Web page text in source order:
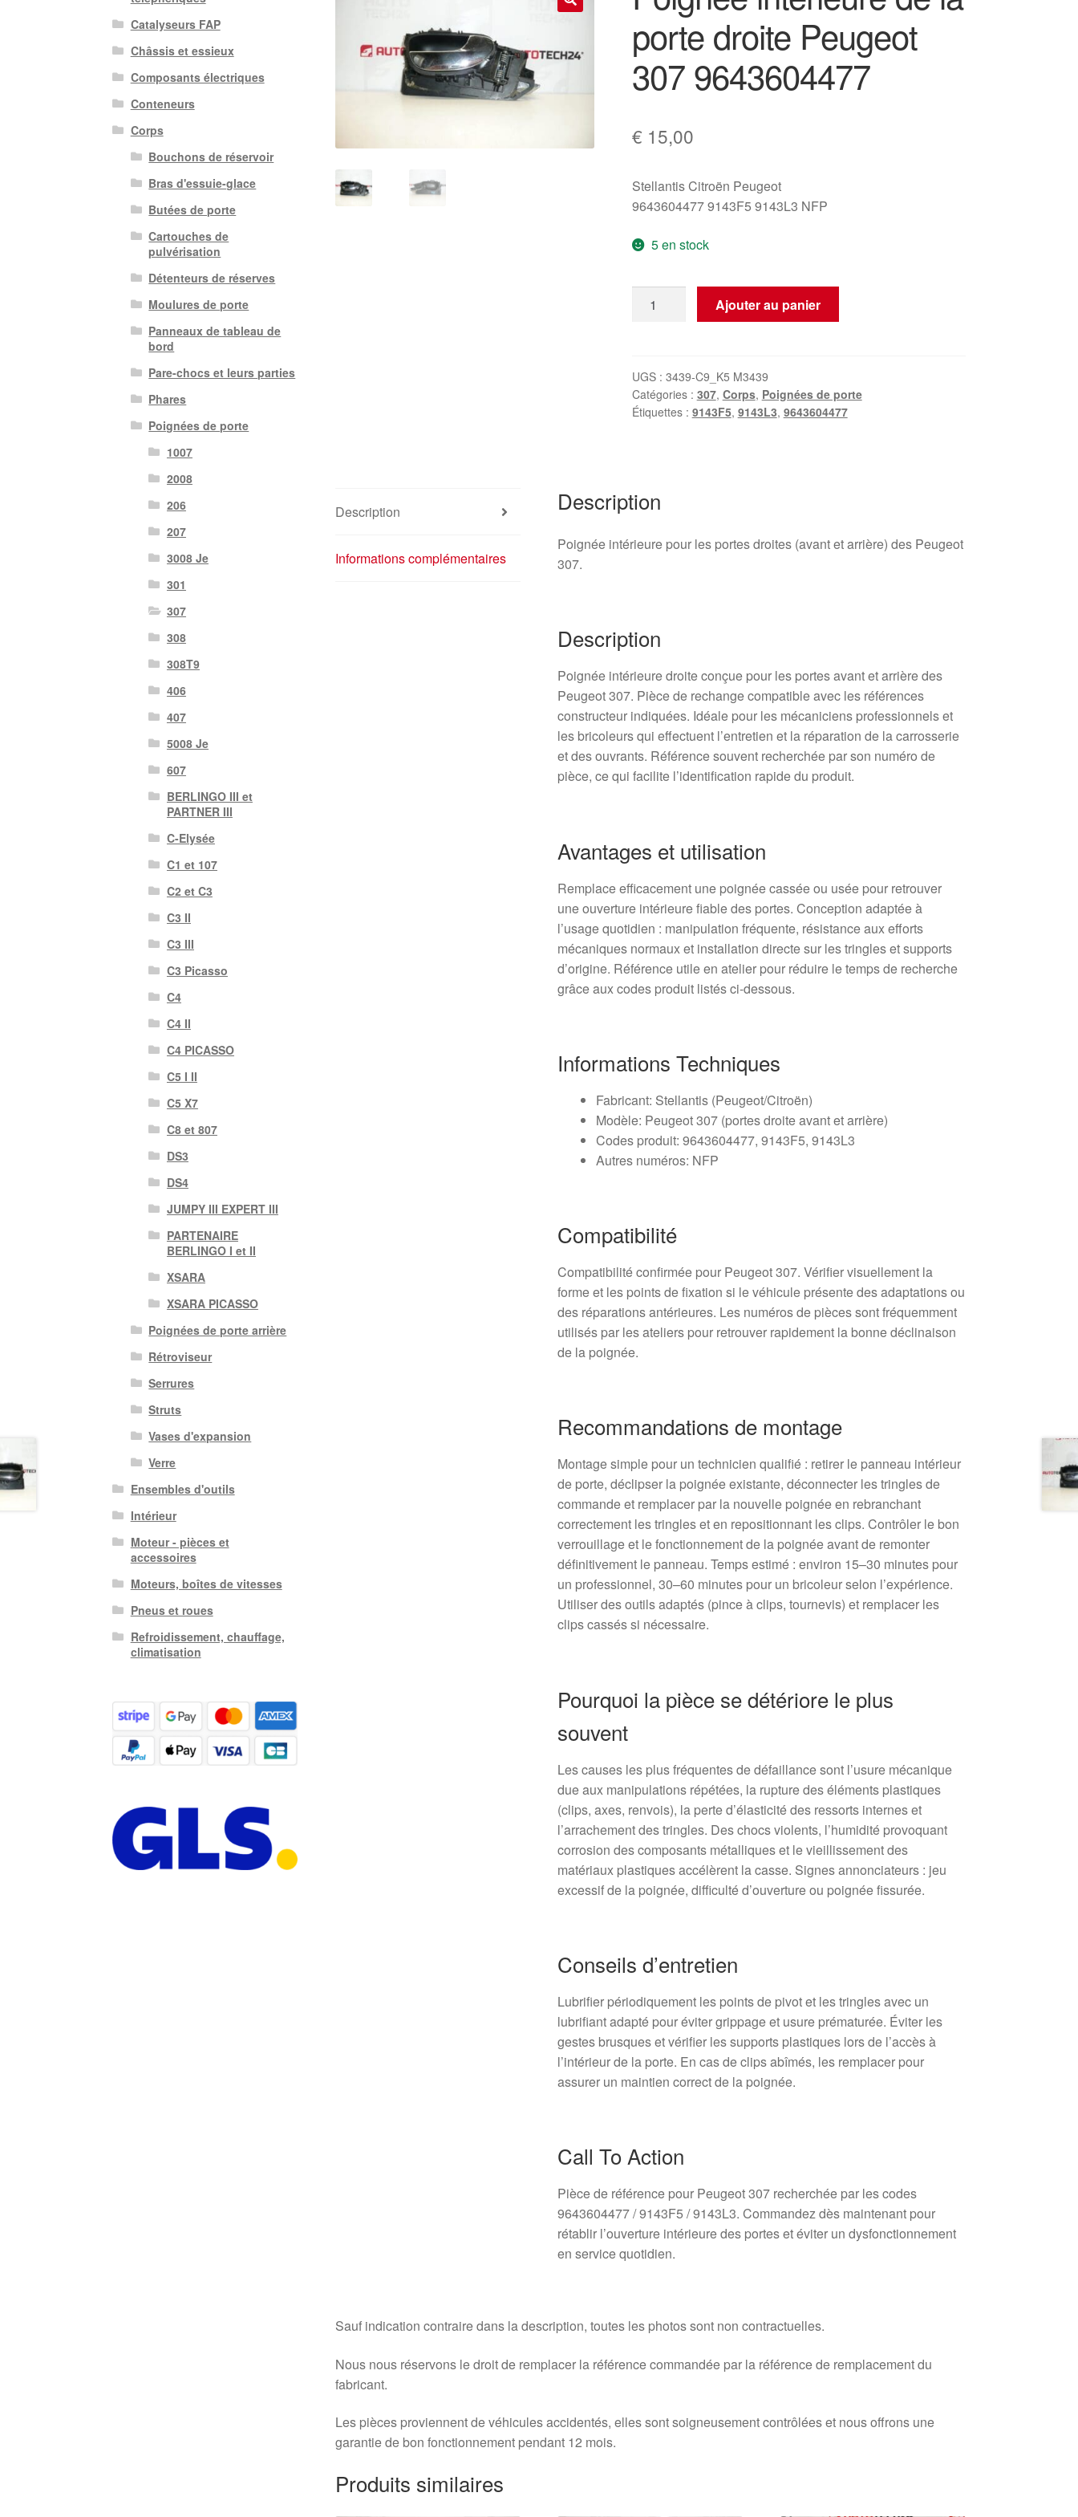
porte droite Peugeot
307 9643604477
€ 15,00
Stellantis Citroën Peugeot
9643604477 9143F5 9143L3 NFP
5 en stock
de
la
porte
9643604477
Ajouter au panier
UGS : 3439-C9_K5 M3439
Catégories : 307, Corps, Poignées de porte
Étiquettes : 9143F5, 9143L3, 9643604477
Description
Informations complémentaires
Description
Poignée intérieure pour les portes droites (avant et arrière) des Peugeot
307.
Description
Poignée intérieure droite conçue pour les portes avant et arrière des
Peugeot 307. Pièce de rechange compatible avec les références
constructeur indiquées. Idéale pour les mécaniciens professionnels et
les bricoleurs qui effectuent l’entretien et la réparation de la carrosserie
et des ouvrants. Référence souvent recherchée par son numéro de
pièce, ce qui facilite l’identification rapide du produit.
Avantages et utilisation
Remplace efficacement une poignée cassée ou usée pour retrouver
une ouverture intérieure fiable des portes. Conception adaptée à
l’usage quotidien : manipulation fréquente, résistance aux efforts
mécaniques normaux et installation directe sur les tringles et supports
d’origine. Référence utile en atelier pour réduire le temps de recherche
grâce aux codes produit listés ci‑dessous.
Informations Techniques
Fabricant: Stellantis (Peugeot/Citroën)
Modèle: Peugeot 307 (portes droite avant et arrière)
Codes produit: 9643604477, 9143F5, 9143L3
Autres numéros: NFP
Compatibilité
Compatibilité confirmée pour Peugeot 307. Vérifier visuellement la
forme et les points de fixation si le véhicule présente des adaptations ou
des réparations antérieures. Les numéros de pièces sont fréquemment
utilisés par les ateliers pour retrouver rapidement la bonne déclinaison
de la poignée.
Recommandations de montage
Montage simple pour un technicien qualifié : retirer le panneau intérieur
de porte, déclipser la poignée existante, déconnecter les tringles de
commande et remplacer par la nouvelle poignée en rebranchant
correctement les tringles et en repositionnant les clips. Contrôler le bon
verrouillage et le fonctionnement de la poignée avant de remonter
définitivement le panneau. Temps estimé : environ 15–30 minutes pour
un professionnel, 30–60 minutes pour un bricoleur selon l’expérience.
Utiliser des outils adaptés (pince à clips, tournevis) et remplacer les
clips cassés si nécessaire.
Pourquoi la pièce se détériore le plus
souvent
Les causes les plus fréquentes de défaillance sont l’usure mécanique
due aux manipulations répétées, la rupture des éléments plastiques
(clips, axes, renvois), la perte d’élasticité des ressorts internes et
l’arrachement des tringles. Des chocs violents, l’humidité provoquant
corrosion des composants métalliques et le vieillissement des
matériaux plastiques accélèrent la casse. Signes annonciateurs : jeu
excessif de la poignée, difficulté d’ouverture ou poignée fissurée.
Conseils d’entretien
Lubrifier périodiquement les points de pivot et les tringles avec un
lubrifiant adapté pour éviter grippage et usure prématurée. Éviter les
gestes brusques et vérifier les supports plastiques lors de l’accès à
l’intérieur de la porte. En cas de clips abîmés, les remplacer pour
assurer un maintien correct de la poignée.
Call To Action
Pièce de référence pour Peugeot 307 recherchée par les codes
9643604477 / 9143F5 / 9143L3. Commandez dès maintenant pour
rétablir l’ouverture intérieure des portes et éviter un dysfonctionnement
en service quotidien.
Sauf indication contraire dans la description, toutes les photos sont non contractuelles.
Nous nous réservons le droit de remplacer la référence commandée par la référence de remplacement du
fabricant.
Les pièces proviennent de véhicules accidentés, elles sont soigneusement contrôlées et nous offrons une
garantie de bon fonctionnement pendant 12 mois.
Produits similaires
Catalyseurs FAP
Châssis et essieux
Composants électriques
Conteneurs
Corps
Bouchons de réservoir
Bras d'essuie-glace
Butées de porte
Cartouches de
pulvérisation
Détenteurs de réserves
Moulures de porte
Panneaux de tableau de
bord
Pare-chocs et leurs parties
Phares
Poignées de porte
1007
2008
206
207
3008 Je
301
307
308
308T9
406
407
5008 Je
607
BERLINGO III et
PARTNER III
C-Elysée
C1 et 107
C2 et C3
C3 II
C3 III
C3 Picasso
C4
C4 II
C4 PICASSO
C5 I II
C5 X7
C8 et 807
DS3
DS4
JUMPY III EXPERT III
PARTENAIRE
BERLINGO I et II
XSARA
XSARA PICASSO
Poignées de porte arrière
Rétroviseur
Serrures
Struts
Vases d'expansion
Verre
Ensembles d'outils
Intérieur
Moteur - pièces et
accessoires
Moteurs, boîtes de vitesses
Pneus et roues
Refroidissement, chauffage,
climatisation